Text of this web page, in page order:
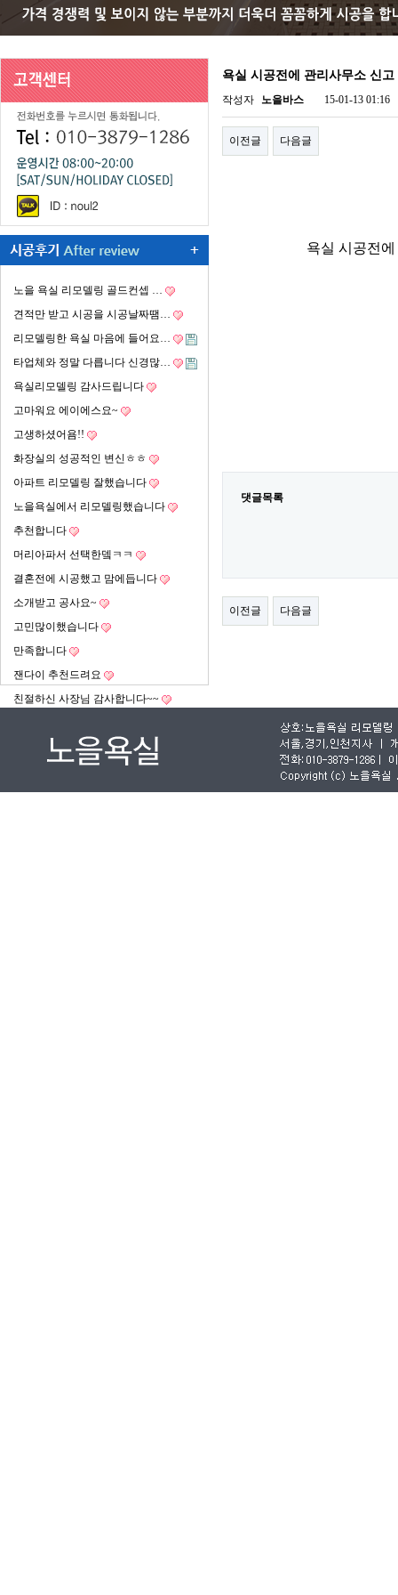
노을 욕실 리모델링 골드컨셉 …
견적만 받고 시공을 시공날짜땜…
리모델링한 욕실 마음에 들어요…
타업체와 정말 다릅니다 신경많…
욕실리모델링 감사드립니다
고마워요 에이에스요~
고생하셨어욤!!
화장실의 성공적인 변신ㅎㅎ
아파트 리모델링 잘했습니다
노을욕실에서 리모델링했습니다
추천합니다
머리아파서 선택한뎈ㅋㅋ
결혼전에 시공했고 맘에듭니다
소개받고 공사요~
고민많이했습니다
만족합니다
잰다이 추천드려요
친절하신 사장님 감사합니다~~
욕실 시공전에 관리사무소 신
작성자 노을바스 15-01-13 01:16
이전글 다음글
욕실 시공전
댓글목록
이전글 다음글